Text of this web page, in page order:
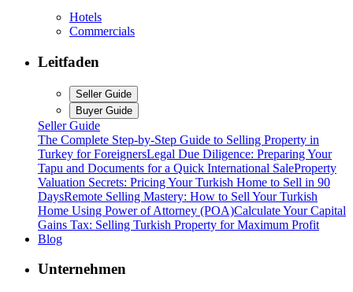
Hotels
Commercials
Leitfaden
Seller Guide
Buyer Guide
Seller Guide
The Complete Step-by-Step Guide to Selling Property in
Turkey for ForeignersLegal Due Diligence: Preparing Your
Tapu and Documents for a Quick International SaleProperty
Valuation Secrets: Pricing Your Turkish Home to Sell in 90
DaysRemote Selling Mastery: How to Sell Your Turkish
Home Using Power of Attorney (POA)Calculate Your Capital
Gains Tax: Selling Turkish Property for Maximum Profit
Blog
Unternehmen